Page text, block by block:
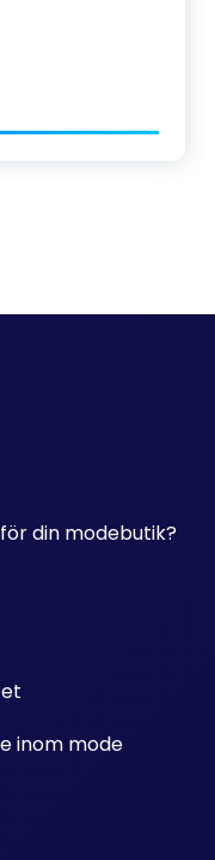
din modebutik?
inom mode